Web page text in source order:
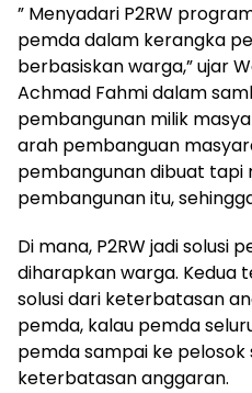
” Menyadari P2RW
pemda dalam kerangka
berbasiskan warga,” ujar
Achmad Fahmi dalam
pembangunan milik
arah pembanguan
pembangunan dibuat
pembangunan itu,
Di mana, P2RW jadi solusi
diharapkan warga. Kedua
solusi dari keterbatasan
pemda, kalau pemda
pemda sampai ke
keterbatasan anggaran.